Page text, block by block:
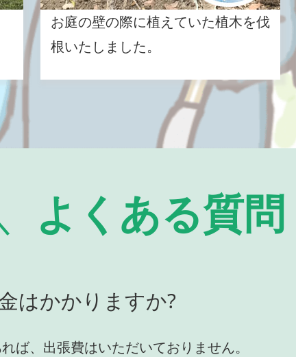
お庭の壁の際に植えていた植木を伐
根いたしました。
よくある質問
はかかりますか?
ば、出張費はいただいておりません。